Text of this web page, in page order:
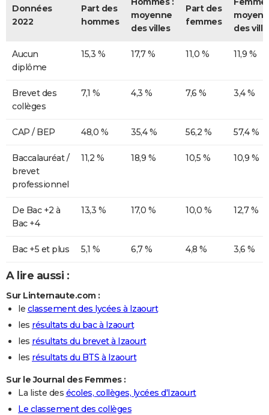
Données
2022
Part des
hommes
moyenne
des villes
Part des
femmes
des
Aucun
diplôme
15,3 % 17,7 % 11,0 % 11,9 %
Brevet des
collèges
7,1 % 4,3 % 7,6 % 3,4 %
CAP / BEP 48,0 % 35,4 % 56,2 % 57,4 %
Baccalauréat /
brevet
professionnel
11,2 % 18,9 % 10,5 % 10,9 %
De Bac +2 à
Bac +4
13,3 % 17,0 % 10,0 % 12,7 %
Bac +5 et plus 5,1 % 6,7 % 4,8 % 3,6 %
A lire aussi :
Sur Linternaute.com :
le classement des lycées à Izaourt
les résultats du bac à Izaourt
les résultats du brevet à Izaourt
les résultats du BTS à Izaourt
Sur le Journal des Femmes :
La liste des écoles, collèges, lycées d'Izaourt
Le classement des collèges